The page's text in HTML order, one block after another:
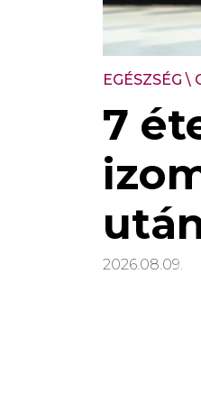
EGÉSZSÉG \
7
2026.08.09.